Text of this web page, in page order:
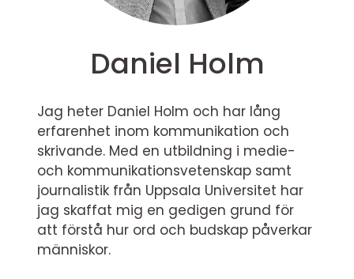
Daniel Holm
Jag heter Daniel Holm och har lång
erfarenhet inom kommunikation och
skrivande. Med en utbildning i medie-
och kommunikationsvetenskap samt
journalistik från Uppsala Universitet har
jag skaffat mig en gedigen grund för
att förstå hur ord och budskap påverkar
människor.